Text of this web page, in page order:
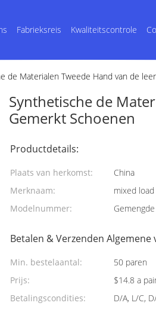
Fabrieksreis Kwaliteitscontrole
de Materialen Tweede Hand van de
Synthetische de
Gemerkt Schoenen
Productdetails:
Plaats van herkomst:
China
Merknaam:
mixed load
Modelnummer:
Betalen & Verzenden
Min. bestelaantal:
50 paren
Prijs:
$14.8 a
Betalingscondities:
D/A, L/C,